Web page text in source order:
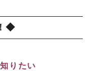
◆
りたい